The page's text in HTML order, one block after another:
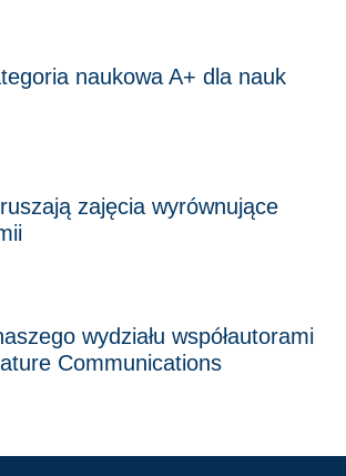
naukowa A+ dla nauk
zajęcia wyrównujące
wydziału współautorami
Communications